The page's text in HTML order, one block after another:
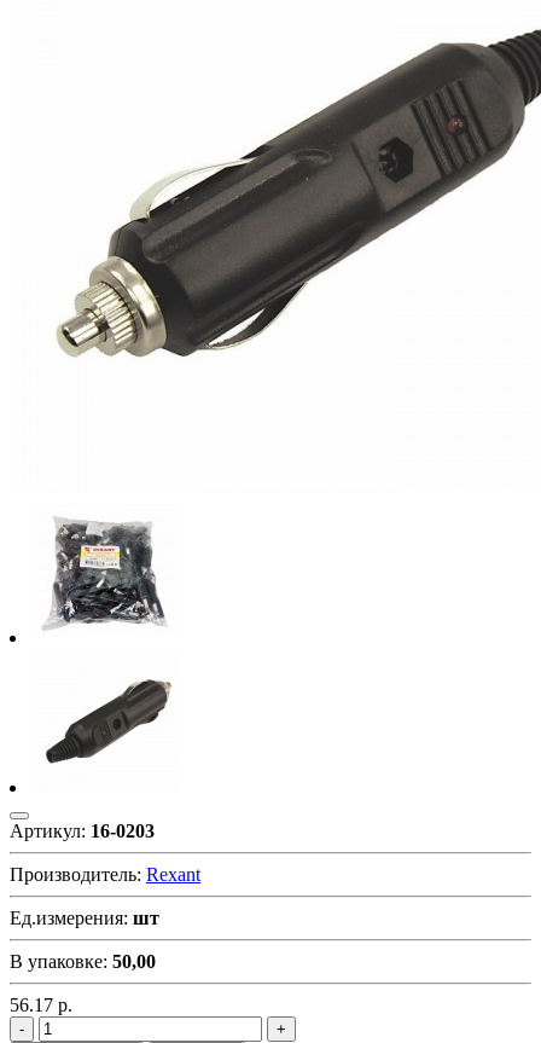
Артикул: 16-0203
Производитель: Rexant
Ед.измерения: шт
В упаковке: 50,00
56.17 р.